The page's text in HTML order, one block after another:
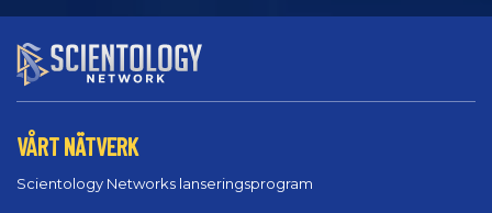
VÅRT NÄTVERK
Scientology Networks lanseringsprogram